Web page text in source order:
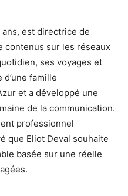
ans, est directrice de
contenus sur les réseaux
ses voyages et
famille
et a développé une
de la communication.
professionnel
que Eliot Deval souhaite
basée sur une réelle